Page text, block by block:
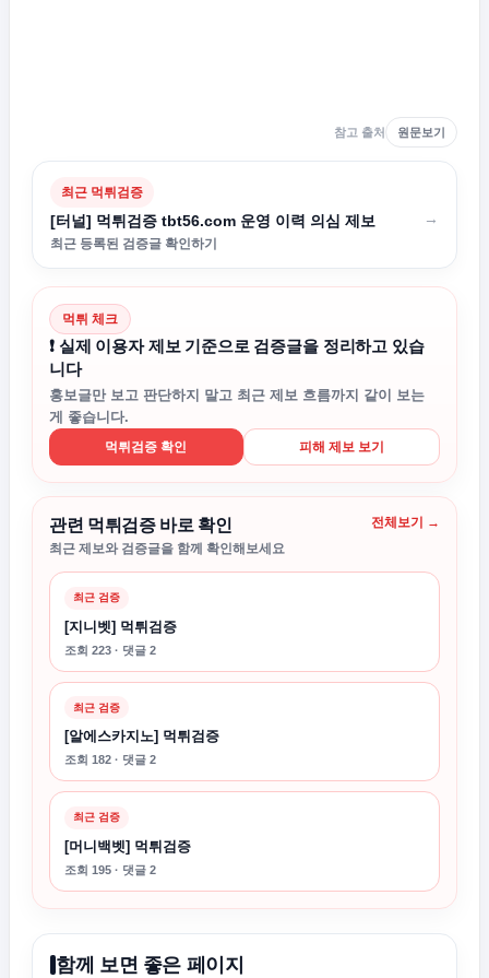
참고 출처 원문보기
최근 먹튀검증
[터널] 먹튀검증 tbt56.com 운영 이력 의심 제보
최근 등록된 검증글 확인하기
→
먹튀 체크
❗ 실제 이용자 제보 기준으로 검증글을 정리하고 있습
니다
홍보글만 보고 판단하지 말고 최근 제보 흐름까지 같이 보는
게 좋습니다.
먹튀검증 확인 피해 제보 보기
관련 먹튀검증 바로 확인
최근 제보와 검증글을 함께 확인해보세요
전체보기 →
최근 검증
[지니벳] 먹튀검증
조회 223 · 댓글 2
최근 검증
[알에스카지노] 먹튀검증
조회 182 · 댓글 2
최근 검증
[머니백벳] 먹튀검증
조회 195 · 댓글 2
함께 보면 좋은 페이지